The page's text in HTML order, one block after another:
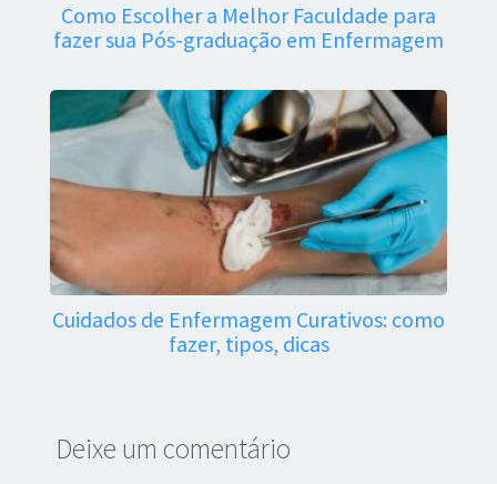
Como Escolher a Melhor Faculdade para
fazer sua Pós-graduação em Enfermagem
Cuidados de Enfermagem Curativos: como
fazer, tipos, dicas
Deixe um comentário